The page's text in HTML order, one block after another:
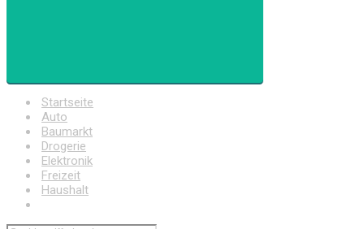
Startseite
Auto
Baumarkt
Drogerie
Elektronik
Freizeit
Haushalt